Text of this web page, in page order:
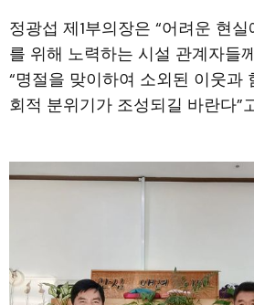
정광섭 제1부의장은 “어려운 현
를 위해 노력하는 시설 관계자들
“명절을 맞이하여 소외된 이웃과
회적 분위기가 조성되길 바란다”